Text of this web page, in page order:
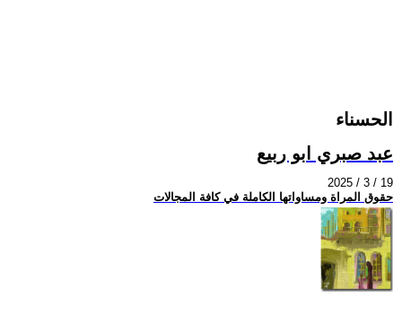
الحسناء
عبد صبري ابو ربيع
2025 / 3 / 19
حقوق المراة ومساواتها الكاملة في كافة المجالات